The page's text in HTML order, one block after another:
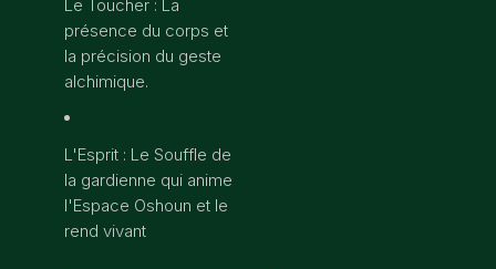
Le Toucher : La
présence du corps et
la précision du geste
alchimique.
L'Esprit : Le Souffle de
la gardienne qui anime
l'Espace Oshoun et le
rend vivant